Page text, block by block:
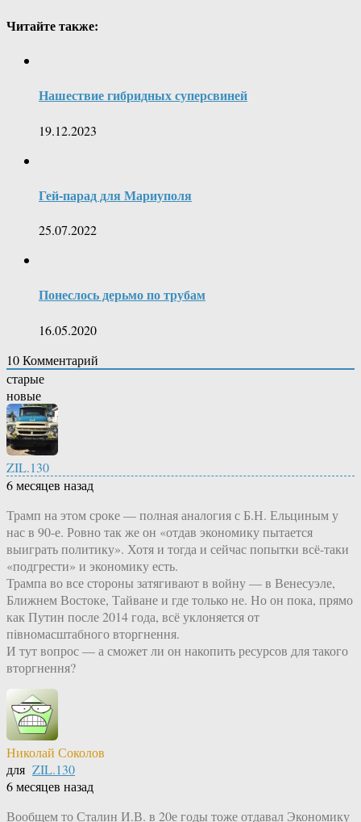
Читайте также:
Нашествие гибридных суперсвиней
19.12.2023
Гей-парад для Мариуполя
25.07.2022
Понеслось дерьмо по трубам
16.05.2020
10Комментарий
старые
новые
ZIL.130
6 месяцев назад
Трамп на этом сроке — полная аналогия с Б.Н. Ельциным у
нас в 90-е. Ровно так же он «отдав экономику пытается
выиграть политику». Хотя и тогда и сейчас попытки всё-таки
«подгрести» и экономику есть.
Трампа во все стороны затягивают в войну — в Венесуэле,
Ближнем Востоке, Тайване и где только не. Но он пока, прямо
как Путин после 2014 года, всё уклоняется от
пiвномасштабного вторгнення.
И тут вопрос — а сможет ли он накопить ресурсов для такого
вторгнення?
Николай Соколов
для ZIL.130
6 месяцев назад
Вообщем то Сталин И.В. в 20е годы тоже отдавал Экономику